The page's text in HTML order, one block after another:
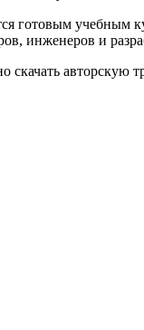
готовым учебным
инженеров и
скачать авторскую